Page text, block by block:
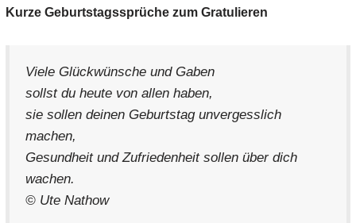
Kurze Geburtstagssprüche zum Gratulieren
Viele Glückwünsche und Gaben
sollst du heute von allen haben,
sie sollen deinen Geburtstag unvergesslich
machen,
Gesundheit und Zufriedenheit sollen über dich
wachen.
© Ute Nathow